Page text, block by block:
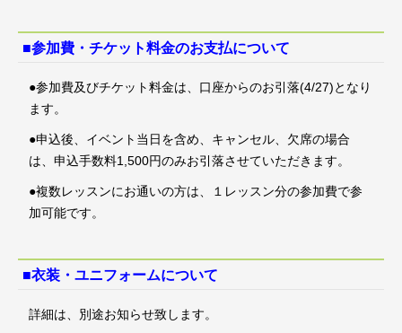
■参加費・チケット料金のお支払について
●参加費及びチケット料金は、口座からのお引落(4/27)となり
ます。
●申込後、イベント当日を含め、キャンセル、欠席の場合
は、申込手数料1,500円のみお引落させていただきます。
●複数レッスンにお通いの方は、１レッスン分の参加費で参
加可能です。
■衣装・ユニフォームについて
詳細は、別途お知らせ致します。